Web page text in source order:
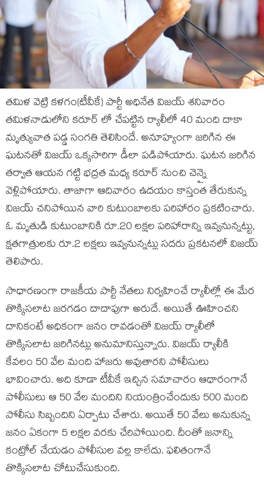
తమిళ వెట్రి కళగం(టీవీకే) పార్టీ అధినేత విజయ్ శనివారం
తమిళనాడులోని కరూర్ లో చేపట్టిన ర్యాలీలో 40 మంది దాకా
మృత్యువాత పడ్డ సంగతి తెలిసిందే. అనూహ్యంగా జరిగిన ఈ
ఘటనతో విజయ్ ఒక్కసారిగా డీలా పడిపోయారు. ఘటన జరిగిన
తర్వాత ఆయన గట్టి భద్రత మధ్య కరూర్ నుంచి చెన్నై
వెళ్లిపోయారు. తాజాగా ఆదివారం ఉదయం కాస్తంత తేరుకున్న
విజయ్ చనిపోయిన వారి కుటుంబాలకు పరిహారం ప్రకటించారు.
ఓ మృతుడి కుటుంబానికి రూ.20 లక్షల పరిహారాన్ని ఇవ్వనున్నట్టు,
క్షతగాత్రులకు రూ.2 లక్షలు ఇవ్వనున్నట్లు సదరు ప్రకటనలో విజయ్
తెలిపారు.
సాధారణంగా రాజకీయ పార్టీ నేతలు నిర్వహించే ర్యాలీల్లో ఈ మేర
తొక్కిసలాట జరగడం దాదాపుగా అరుదే. అయితే ఊహించని
దానికంటే అధికంగా జనం రావడంతో విజయ్ ర్యాలీలో
తొక్కిసలాట జరిగినట్లు అనుమానిస్తున్నారు. విజయ్ ర్యాలీకి
కేవలం 50 వేల మంది హాజరు అవుతారని పోలీసులు
భావించారు. అది కూడా టీవీకే ఇచ్చిన సమాచారం ఆధారంగానే
పోలీసులు ఆ 50 వేల మందిని నియంత్రించేందుకు 500 మంది
పోలీసు సిబ్బందిని ఏర్పాటు చేశారు. అయితే 50 వేలు అనుకున్న
జనం ఏకంగా 5 ల‌క్ష‌ల వరకు చేరిపోయింది. దీంతో జనాన్ని
కంట్రోల్ చేయడం పోలీసుల వల్ల కాలేదు. ఫలితంగానే
తొక్కిసలాట చోటుచేసుకుంది.